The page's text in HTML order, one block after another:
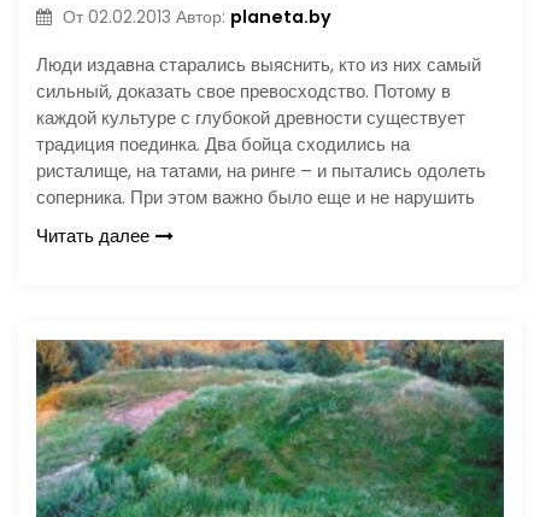
От 02.02.2013 Автор: planeta.by
Люди издавна старались выяснить, кто из них самый
сильный, доказать свое превосходство. Потому в
каждой культуре с глубокой древности существует
традиция поединка. Два бойца сходились на
ристалище, на татами, на ринге – и пытались одолеть
соперника. При этом важно было еще и не нарушить
Читать далее